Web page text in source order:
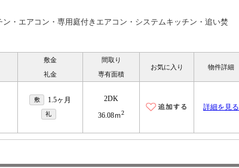
・エアコン・専用庭付きエアコン・システムキッチン・追い焚
敷金
礼金
間取り
専有面積
お気に入り 物件詳細
敷 1.5ヶ月
礼
2DK
36.08ｍ2
詳細を見る